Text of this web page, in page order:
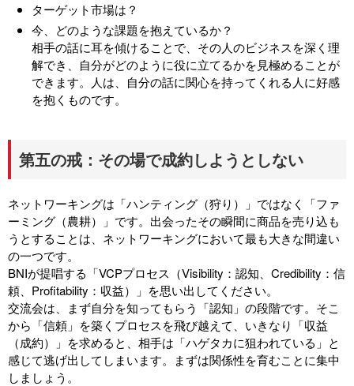
ターゲット市場は？
今、どのような課題を抱えているか？
相手の話に耳を傾けることで、その人のビジネスを深く理
解でき、自分がどのように役に立てるかを見極めることが
できます。人は、自分の話に関心を持ってくれる人に好感
を抱くものです。
第五の戒：その場で成約しようとしない
ネットワーキングは「ハンティング（狩り）」ではなく「ファ
ーミング（農耕）」です。出会ったその瞬間に商品を売り込も
うとすることは、ネットワーキングにおいて最も大きな間違い
の一つです。
BNIが提唱する「VCPプロセス（Visibility：認知、Credibility：信
頼、Profitability：収益）」を思い出してください。
交流会は、まず自分を知ってもらう「認知」の段階です。そこ
から「信頼」を築くプロセスを飛び越えて、いきなり「収益
（成約）」を求めると、相手は「ハゲタカに狙われている」と
感じて逃げ出してしまいます。まずは関係性を育むことに集中
しましょう。